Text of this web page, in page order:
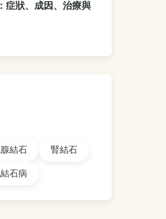
症狀、成因、治療與
結石 腎結石
石病